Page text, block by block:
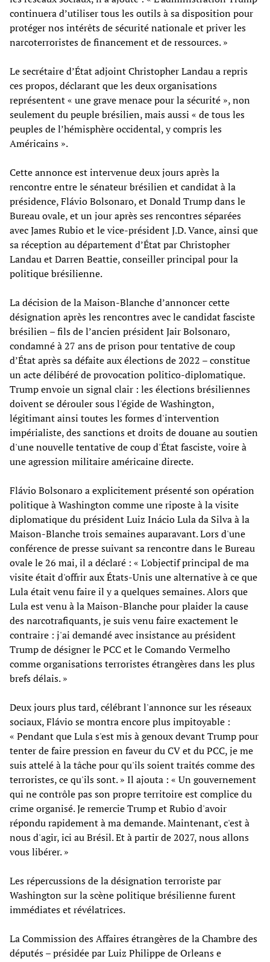
continuera d’utiliser tous les outils à sa disposition pour
protéger nos intérêts de sécurité nationale et priver les
narcoterroristes de financement et de ressources. »
Le secrétaire d’État adjoint Christopher Landau a repris
ces propos, déclarant que les deux organisations
représentent « une grave menace pour la sécurité », non
seulement du peuple brésilien, mais aussi « de tous les
peuples de l’hémisphère occidental, y compris les
Américains ».
Cette annonce est intervenue deux jours après la
rencontre entre le sénateur brésilien et candidat à la
présidence, Flávio Bolsonaro, et Donald Trump dans le
Bureau ovale, et un jour après ses rencontres séparées
avec James Rubio et le vice-président J.D. Vance, ainsi que
sa réception au département d’État par Christopher
Landau et Darren Beattie, conseiller principal pour la
politique brésilienne.
La décision de la Maison-Blanche d’annoncer cette
désignation après les rencontres avec le candidat fasciste
brésilien – fils de l’ancien président Jair Bolsonaro,
condamné à 27 ans de prison pour tentative de coup
d’État après sa défaite aux élections de 2022 – constitue
un acte délibéré de provocation politico-diplomatique.
Trump envoie un signal clair : les élections brésiliennes
doivent se dérouler sous l'égide de Washington,
légitimant ainsi toutes les formes d'intervention
impérialiste, des sanctions et droits de douane au soutien
d'une nouvelle tentative de coup d'État fasciste, voire à
une agression militaire américaine directe.
Flávio Bolsonaro a explicitement présenté son opération
politique à Washington comme une riposte à la visite
diplomatique du président Luiz Inácio Lula da Silva à la
Maison-Blanche trois semaines auparavant. Lors d'une
conférence de presse suivant sa rencontre dans le Bureau
ovale le 26 mai, il a déclaré : « L'objectif principal de ma
visite était d'offrir aux États-Unis une alternative à ce que
Lula était venu faire il y a quelques semaines. Alors que
Lula est venu à la Maison-Blanche pour plaider la cause
des narcotrafiquants, je suis venu faire exactement le
contraire : j'ai demandé avec insistance au président
Trump de désigner le PCC et le Comando Vermelho
comme organisations terroristes étrangères dans les plus
brefs délais. »
Deux jours plus tard, célébrant l'annonce sur les réseaux
sociaux, Flávio se montra encore plus impitoyable :
« Pendant que Lula s'est mis à genoux devant Trump pour
tenter de faire pression en faveur du CV et du PCC, je me
suis attelé à la tâche pour qu'ils soient traités comme des
terroristes, ce qu'ils sont. » Il ajouta : « Un gouvernement
qui ne contrôle pas son propre territoire est complice du
crime organisé. Je remercie Trump et Rubio d'avoir
répondu rapidement à ma demande. Maintenant, c'est à
nous d'agir, ici au Brésil. Et à partir de 2027, nous allons
vous libérer. »
Les répercussions de la désignation terroriste par
Washington sur la scène politique brésilienne furent
immédiates et révélatrices.
La Commission des Affaires étrangères de la Chambre des
députés – présidée par Luiz Philippe de Orleans e